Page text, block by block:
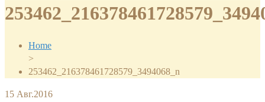
Home
>
253462_216378461728579_3494068_n
15 Авг.2016